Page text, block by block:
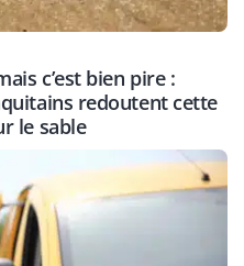
c’est bien pire :
redoutent cette
le sable